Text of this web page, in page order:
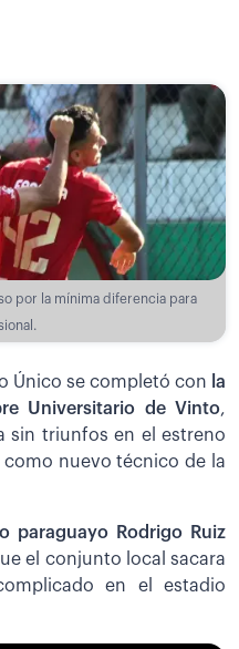
por la mínima diferencia para
Único se completó con la
Universitario de Vinto,
sin triunfos en el estreno
como nuevo técnico de la
paraguayo Rodrigo Ruiz
el conjunto local sacara
en el estadio